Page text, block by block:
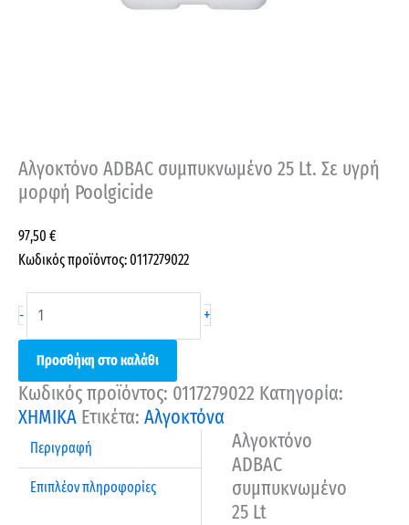
Αλγοκτόνο ADBAC συμπυκνωμένο 25 Lt. Σε υγρή
μορφή Poolgicide
97,50 €
Κωδικός προϊόντος: 0117279022
- +
Προσθήκη στο καλάθι
Κωδικός προϊόντος: 0117279022 Κατηγορία:
ΧΗΜΙΚΑ Ετικέτα: Αλγοκτόνα
Περιγραφή
Επιπλέον πληροφορίες
Αλγοκτόνο
ADBAC
συμπυκνωμένο
25 Lt